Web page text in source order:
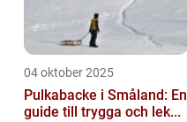
04 oktober 2025
Pulkabacke i Småland: En
guide till trygga och lek...